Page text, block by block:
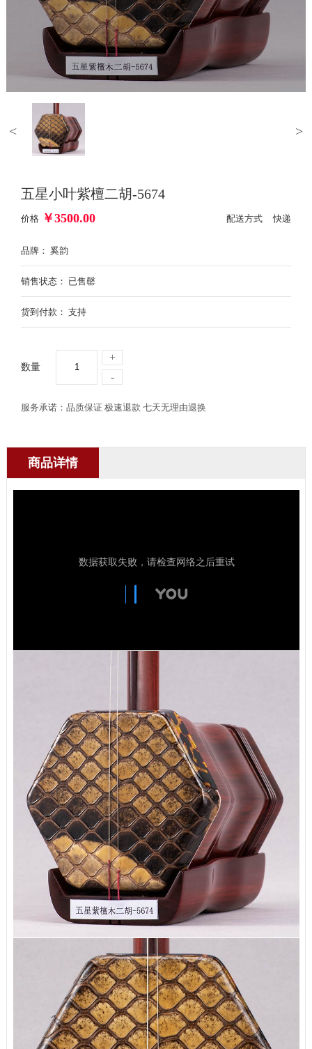
< >
五星小叶紫檀二胡-5674
价格 ￥3500.00 配送方式 快递
品牌： 奚韵
销售状态： 已售罄
货到付款： 支持
数量
-
+
服务承诺：品质保证 极速退款 七天无理由退换
商品详情